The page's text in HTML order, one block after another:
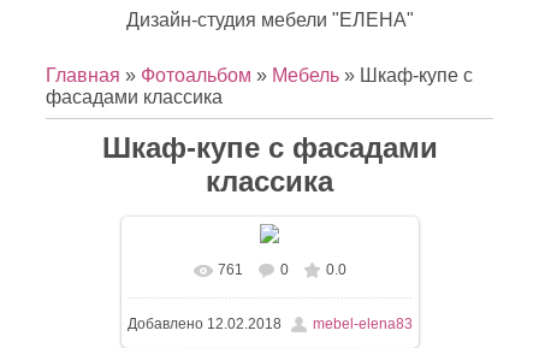
Дизайн-студия мебели "ЕЛЕНА"
Главная » Фотоальбом » Мебель » Шкаф-купе с
фасадами классика
Шкаф-купе с фасадами
классика
761 0 0.0
Добавлено12.02.2018 mebel-elena83